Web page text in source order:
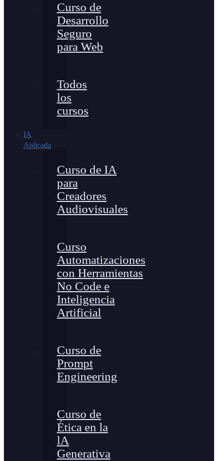
Curso de
Desarrollo
Seguro
para Web
Todos
los
cursos
IA
Aplicada
Curso de IA
para
Creadores
Audiovisuales
Curso
Automatizaciones
con Herramientas
No Code e
Inteligencia
Artificial
Curso de
Prompt
Engineering
Curso de
Ética en la
lA
Generativa